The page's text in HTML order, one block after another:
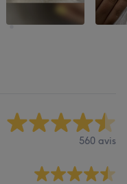
560 avis